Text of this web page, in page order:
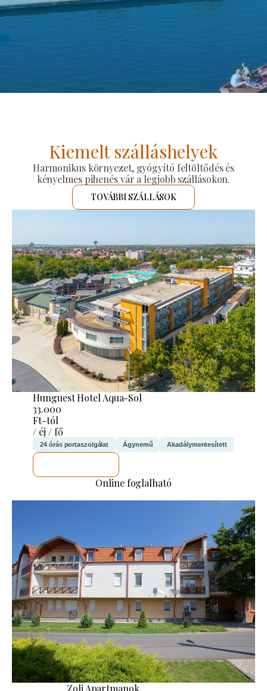
Kiemelt szálláshelyek
Harmonikus környezet, gyógyító feltöltődés és
kényelmes pihenés vár a legjobb szállásokon.
TOVÁBBI SZÁLLÁSOK
Hunguest Hotel Aqua-Sol
33.000
Ft-tól
/ éj / fő
24 órás portaszolgálat Ágynemű Akadálymentesített
Online foglalható
Zoli Apartmanok